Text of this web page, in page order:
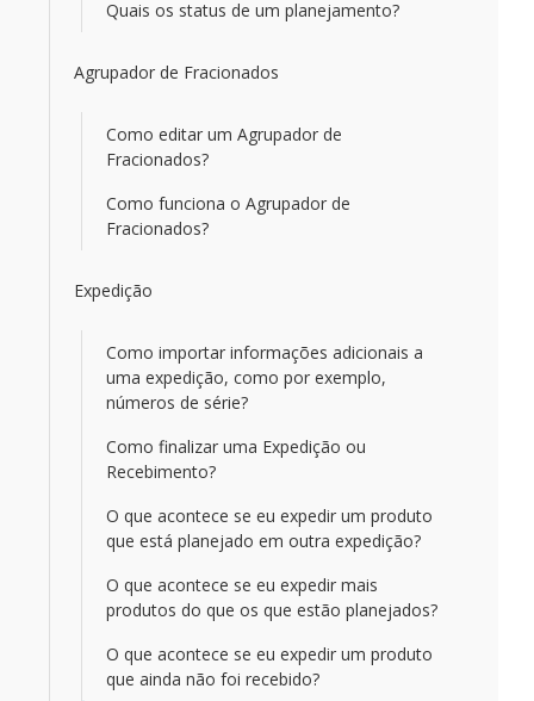
Quais os status de um planejamento?
Agrupador de Fracionados
Como editar um Agrupador de
Fracionados?
Como funciona o Agrupador de
Fracionados?
Expedição
Como importar informações adicionais a
uma expedição, como por exemplo,
números de série?
Como finalizar uma Expedição ou
Recebimento?
O que acontece se eu expedir um produto
que está planejado em outra expedição?
O que acontece se eu expedir mais
produtos do que os que estão planejados?
O que acontece se eu expedir um produto
que ainda não foi recebido?